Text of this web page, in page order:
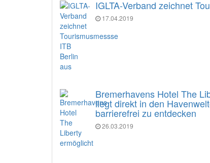
IGLTA-Verband zeichnet
17.04.2019
Bremerhavens Hotel The
liegt direkt in den
barrierefrei zu entdecken
26.03.2019